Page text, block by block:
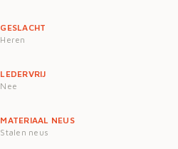
GESLACHT
Heren
LEDERVRIJ
Nee
MATERIAAL NEUS
Stalen neus